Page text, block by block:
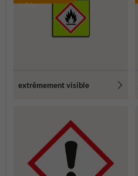
visible
extrêmement visible